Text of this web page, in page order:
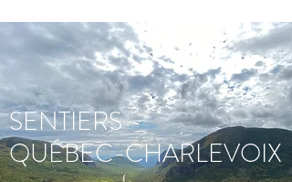
SENTIERS
QUÉBEC-CHARLEVOIX